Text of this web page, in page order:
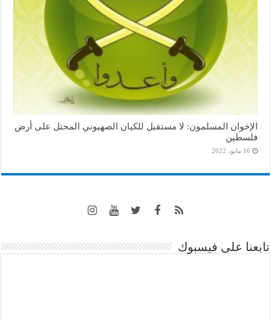
الإخوان المسلمون: لا مستقبل للكيان الصهيوني المحتل على أرض
فلسطين
16 مايو، 2022
تابعنا على فيسبوك